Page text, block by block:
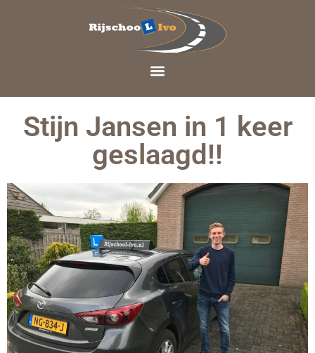
Stijn Jansen in 1 keer
geslaagd!!